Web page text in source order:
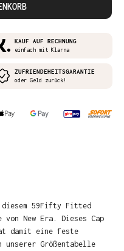
KAUF AUF RECHNUNG
einfach mit Klarna
ZUFRIENDEHEITSGARANTIE
oder Geld zurück!
diesem 59Fifty Fitted
New Era. Dieses Cap
damit eine feste
unserer Größentabelle